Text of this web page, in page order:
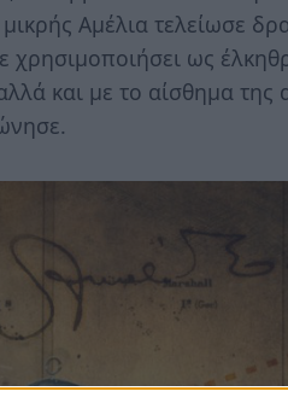
Αμέλια τελείωσε
χρησιμοποιήσει ως
και με το αίσθημα της